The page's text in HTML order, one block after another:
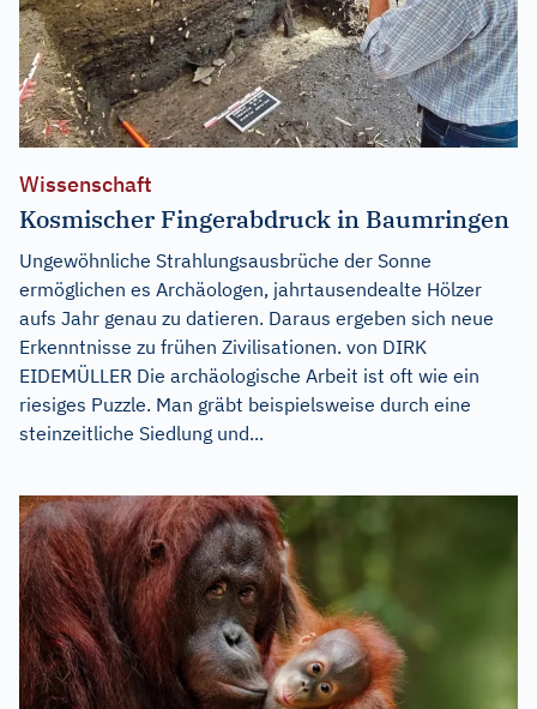
Wissenschaft
Kosmischer Fingerabdruck in Baumringen
Ungewöhnliche Strahlungsausbrüche der Sonne
ermöglichen es Archäologen, jahrtausendealte Hölzer
aufs Jahr genau zu datieren. Daraus ergeben sich neue
Erkenntnisse zu frühen Zivilisationen. von DIRK
EIDEMÜLLER Die archäologische Arbeit ist oft wie ein
riesiges Puzzle. Man gräbt beispielsweise durch eine
steinzeitliche Siedlung und...